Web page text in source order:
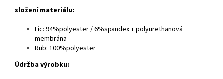
složení materiálu:
Líc: 94%polyester / 6%spandex + polyurethanová
membrána
Rub: 100%polyester
Údržba výrobku: